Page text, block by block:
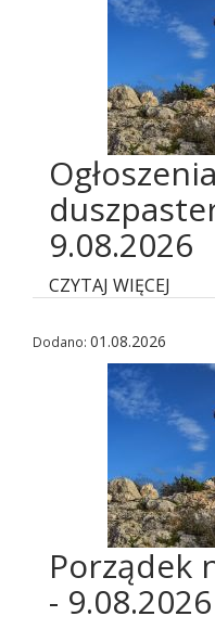
Ogłoszenia
9.08.2026
CZYTAJ WIĘCEJ
Dodano: 01.08.2026
Porządek
- 9.08.2026